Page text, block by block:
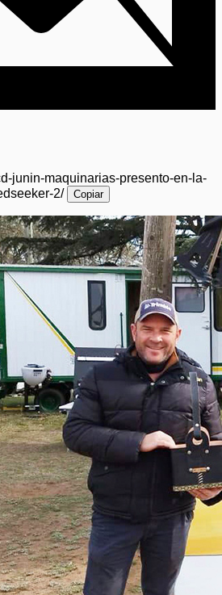
junin-maquinarias-presento-en-la-
2/
Copiar